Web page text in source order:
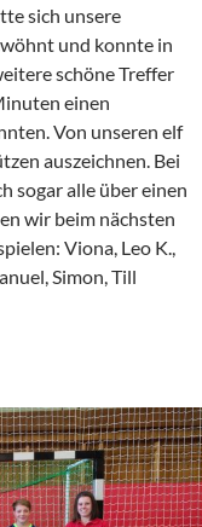
sich unsere
und konnte in
schöne Treffer
einen
Von unseren elf
auszeichnen. Bei
sogar alle über einen
wir beim nächsten
Viona, Leo K.,
Simon, Till